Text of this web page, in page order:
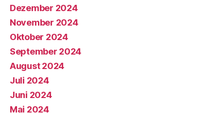
Dezember 2024
November 2024
Oktober 2024
September 2024
August 2024
Juli 2024
Juni 2024
Mai 2024